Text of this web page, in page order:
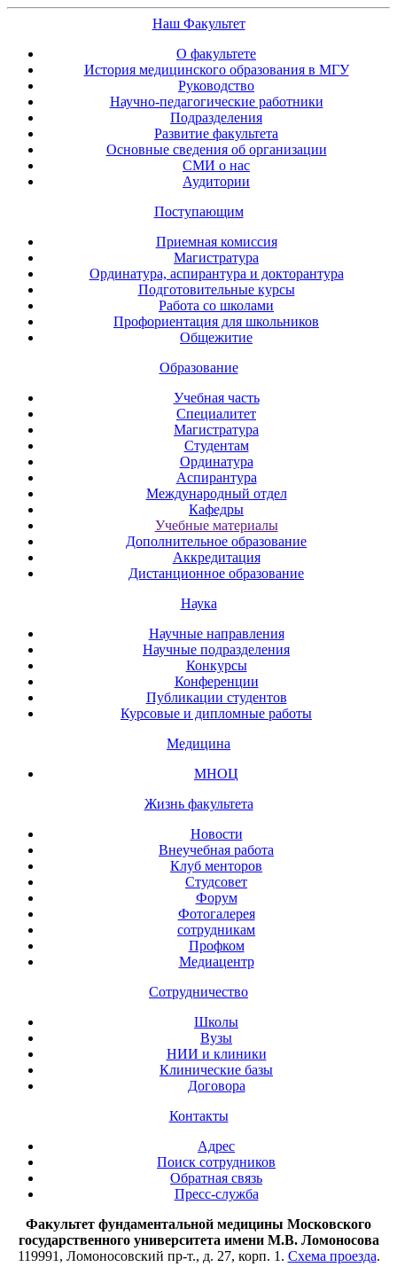
Наш Факультет
О факультете
История медицинского образования в МГУ
Руководство
Научно-педагогические работники
Подразделения
Развитие факультета
Основные сведения об организации
СМИ о нас
Аудитории
Поступающим
Приемная комиссия
Магистратура
Ординатура, аспирантура и докторантура
Подготовительные курсы
Работа со школами
Профориентация для школьников
Общежитие
Образование
Учебная часть
Специалитет
Магистратура
Студентам
Ординатура
Аспирантура
Международный отдел
Кафедры
Учебные материалы
Дополнительное образование
Аккредитация
Дистанционное образование
Наука
Научные направления
Научные подразделения
Конкурсы
Конференции
Публикации студентов
Курсовые и дипломные работы
Медицина
МНОЦ
Жизнь факультета
Новости
Внеучебная работа
Клуб менторов
Студсовет
Форум
Фотогалерея
сотрудникам
Профком
Медиацентр
Сотрудничество
Школы
Вузы
НИИ и клиники
Клинические базы
Договора
Контакты
Адрес
Поиск сотрудников
Обратная связь
Пресс-служба
Факультет фундаментальной медицины Московского
государственного университета имени М.В. Ломоносова
119991, Ломоносовский пр-т., д. 27, корп. 1. Схема проезда.